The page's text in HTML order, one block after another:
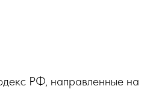
РФ, направленные на